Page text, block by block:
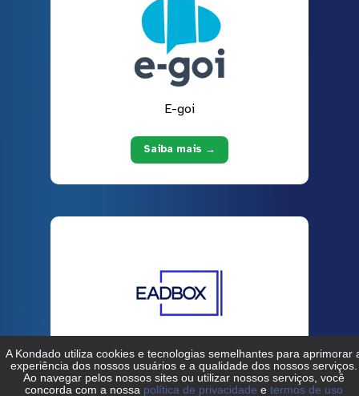
E-goi
Saiba mais →
EADBOX